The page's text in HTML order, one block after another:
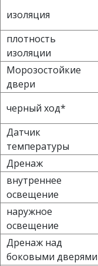
изоляция
плотность
изоляции
Морозостойкие
двери
черный ход*
Датчик
температуры
Дренаж
внутреннее
освещение
наружное
освещение
Дренаж над
боковыми дверями